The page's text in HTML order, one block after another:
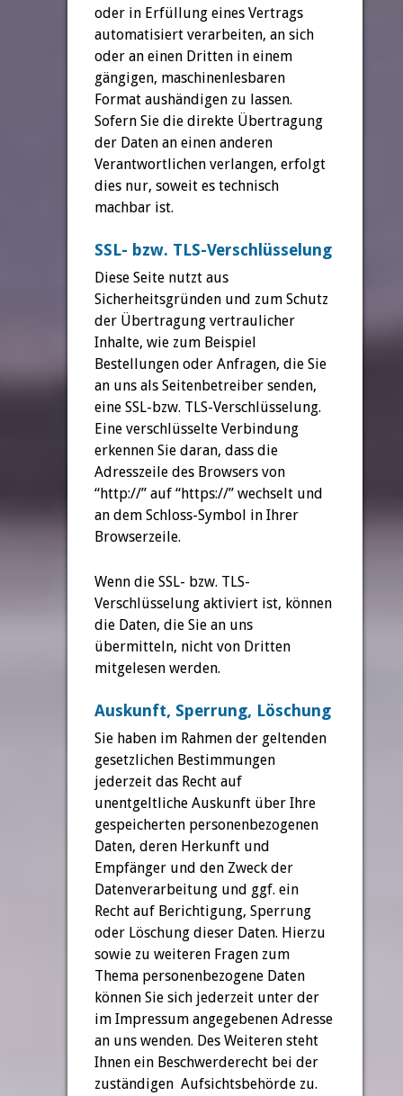
oder in Erfüllung eines Vertrags
automatisiert verarbeiten, an sich
oder an einen Dritten in einem
gängigen, maschinenlesbaren
Format aushändigen zu lassen.
Sofern Sie die direkte Übertragung
der Daten an einen anderen
Verantwortlichen verlangen, erfolgt
dies nur, soweit es technisch
machbar ist.
SSL- bzw. TLS-Verschlüsselung
Diese Seite nutzt aus
Sicherheitsgründen und zum Schutz
der Übertragung vertraulicher
Inhalte, wie zum Beispiel
Bestellungen oder Anfragen, die Sie
an uns als Seitenbetreiber senden,
eine SSL-bzw. TLS-Verschlüsselung.
Eine verschlüsselte Verbindung
erkennen Sie daran, dass die
Adresszeile des Browsers von
“http://” auf “https://” wechselt und
an dem Schloss-Symbol in Ihrer
Browserzeile.
Wenn die SSL- bzw. TLS-
Verschlüsselung aktiviert ist, können
die Daten, die Sie an uns
übermitteln, nicht von Dritten
mitgelesen werden.
Auskunft, Sperrung, Löschung
Sie haben im Rahmen der geltenden
gesetzlichen Bestimmungen
jederzeit das Recht auf
unentgeltliche Auskunft über Ihre
gespeicherten personenbezogenen
Daten, deren Herkunft und
Empfänger und den Zweck der
Datenverarbeitung und ggf. ein
Recht auf Berichtigung, Sperrung
oder Löschung dieser Daten. Hierzu
sowie zu weiteren Fragen zum
Thema personenbezogene Daten
können Sie sich jederzeit unter der
im Impressum angegebenen Adresse
an uns wenden. Des Weiteren steht
Ihnen ein Beschwerderecht bei der
zuständigen Aufsichtsbehörde zu.